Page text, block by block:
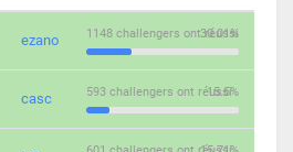
ezano 30.01%
1148 challengers ont réussi
casc 15.5%
593 challengers ont réussi